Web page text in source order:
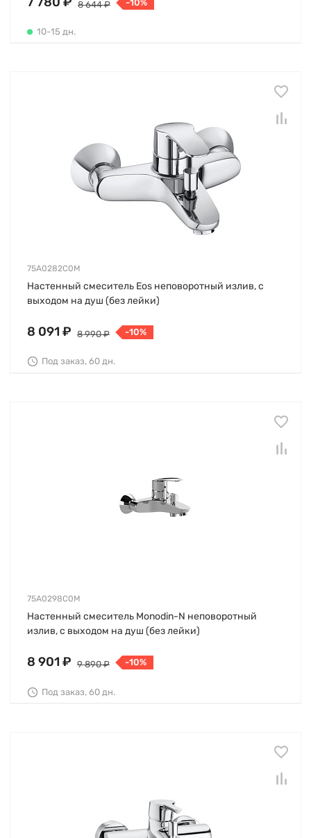
8 644 ₽ -10%
10-15 дн.
75A0282C0M
Настенный смеситель Eos неповоротный излив, с
выходом на душ (без лейки)
8 091 ₽ 8 990 ₽ -10%
Под заказ, 60 дн.
75A0298C0M
Настенный смеситель Monodin-N неповоротный
излив, с выходом на душ (без лейки)
8 901 ₽ 9 890 ₽ -10%
Под заказ, 60 дн.